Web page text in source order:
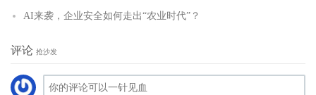
AI来袭，企业安全如何走出“农业时代”？
评论 抢沙发